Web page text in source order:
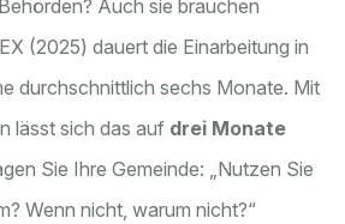
Auch sie brauchen
(2025) dauert die Einarbeitung in
durchschnittlich sechs Monate. Mit
lässt sich das auf drei Monate
Sie Ihre Gemeinde: „Nutzen Sie
Wenn nicht, warum nicht?“